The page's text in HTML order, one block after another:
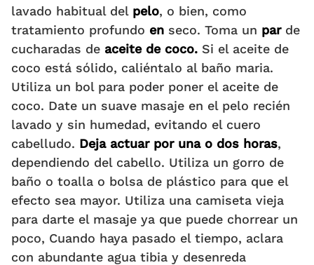
lavado habitual del pelo, o bien, como
tratamiento profundo en seco. Toma un parde
cucharadas de aceite de coco. Si el aceite de
coco está sólido, caliéntalo al baño maria.
Utiliza un bol para poder poner el aceite de
coco. Date un suave masaje en el pelo recién
lavado y sin humedad, evitando el cuero
cabelludo. Deja actuar por una o dos horas,
dependiendo del cabello. Utiliza un gorro de
baño o toalla o bolsa de plástico para que el
efecto sea mayor. Utiliza una camiseta vieja
para darte el masaje ya que puede chorrear un
poco, Cuando haya pasado el tiempo, aclara
con abundante agua tibia y desenreda